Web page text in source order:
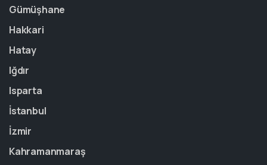
Gümüşhane
Hakkari
Hatay
Iğdır
Isparta
İstanbul
İzmir
Kahramanmaraş